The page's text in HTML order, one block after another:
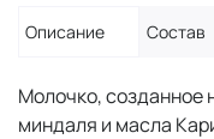
Описание Состав
Молочко, созданное
миндаля и масла